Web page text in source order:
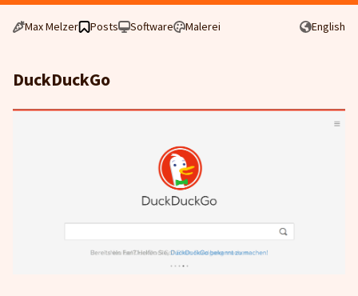
Max Melzer Posts Software Malerei English
DuckDuckGo